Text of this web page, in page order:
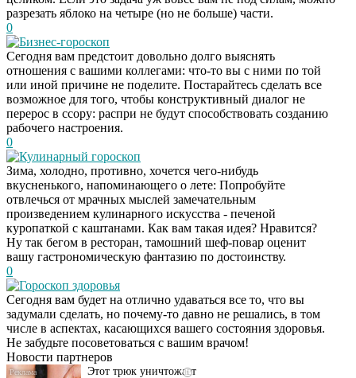
разрезать яблоко на четыре (но не больше) части.
0
Бизнес-гороскоп
Сегодня вам предстоит довольно долго выяснять
отношения с вашими коллегами: что-то вы с ними по той
или иной причине не поделите. Постарайтесь сделать все
возможное для того, чтобы конструктивный диалог не
перерос в ссору: распри не будут способствовать созданию
рабочего настроения.
0
Кулинарный гороскоп
Зима, холодно, противно, хочется чего-нибудь
вкусненького, напоминающего о лете: Попробуйте
отвлечься от мрачных мыслей замечательным
произведением кулинарного искусства - печеной
куропаткой с каштанами. Как вам такая идея? Нравится?
Ну так бегом в ресторан, тамошний шеф-повар оценит
вашу гастрономическую фантазию по достоинству.
0
Гороскоп здоровья
Сегодня вам будет на отлично удаваться все то, что вы
задумали сделать, но почему-то давно не решались, в том
числе в аспектах, касающихся вашего состояния здоровья.
Не забудьте посоветоваться с вашим врачом!
Новости партнеров
Даже самый
запущенный грибок
исчезнет с корнем,
если перед сном…
i
Этот трюк уничтожает